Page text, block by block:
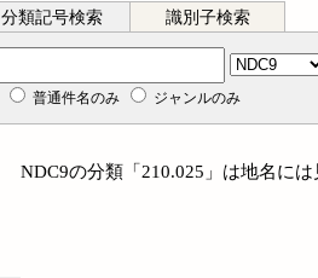
分類記号検索 識別子検索
普通件名のみ ジャンルのみ
NDC9の分類「210.025」は地名には